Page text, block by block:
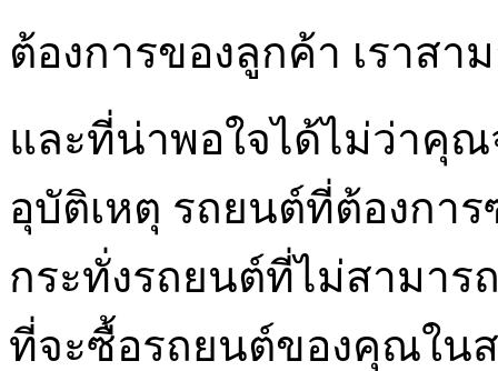
ต้องการของลูกค้า เราส
และที่น่าพอใจได้ไม่ว่าคุ
อุบัติเหตุ รถยนต์ที่ต้องกา
กระทั่งรถยนต์ที่ไม่สามาร
ที่จะซื้อรถยนต์ของคุณใน